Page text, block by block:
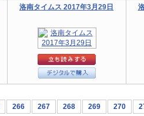
洛南タイムス 2017年3月29日
266 267 268 269 270